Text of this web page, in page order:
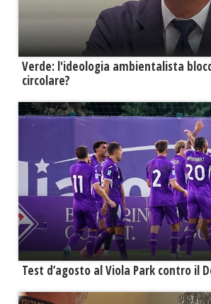
Verde: l'ideologia ambientalista
circolare?
Test d’agosto al Viola Park contro il